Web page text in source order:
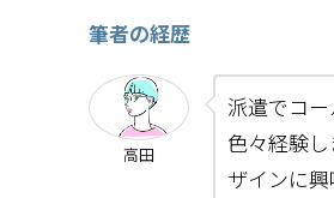
筆者の経歴
高田
派遣でコ
色々経験
ザインに